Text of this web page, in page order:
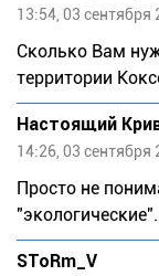
13:54, 03 сентября
Сколько Вам
территории
Настоящий
14:26, 03 сентября
Просто не
SToRm_V